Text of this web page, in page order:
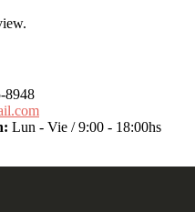
8948
Lun - Vie / 9:00 - 18:00hs